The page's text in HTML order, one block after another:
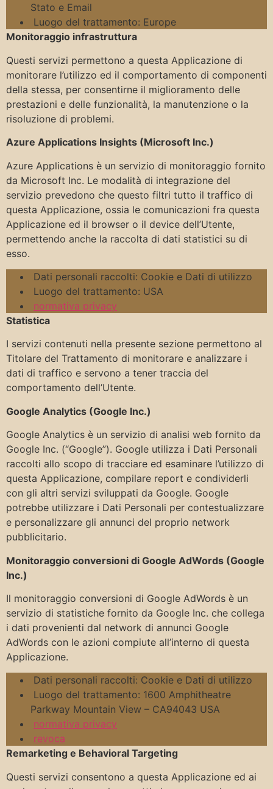
Stato e Email
Luogo del trattamento: Europe
Monitoraggio infrastruttura
Questi servizi permettono a questa Applicazione di
monitorare l’utilizzo ed il comportamento di componenti
della stessa, per consentirne il miglioramento delle
prestazioni e delle funzionalità, la manutenzione o la
risoluzione di problemi.
Azure Applications Insights (Microsoft Inc.)
Azure Applications è un servizio di monitoraggio fornito
da Microsoft Inc. Le modalità di integrazione del
servizio prevedono che questo filtri tutto il traffico di
questa Applicazione, ossia le comunicazioni fra questa
Applicazione ed il browser o il device dell’Utente,
permettendo anche la raccolta di dati statistici su di
esso.
Dati personali raccolti: Cookie e Dati di utilizzo
Luogo del trattamento: USA
normativa privacy
Statistica
I servizi contenuti nella presente sezione permettono al
Titolare del Trattamento di monitorare e analizzare i
dati di traffico e servono a tener traccia del
comportamento dell’Utente.
Google Analytics (Google Inc.)
Google Analytics è un servizio di analisi web fornito da
Google Inc. (“Google”). Google utilizza i Dati Personali
raccolti allo scopo di tracciare ed esaminare l’utilizzo di
questa Applicazione, compilare report e condividerli
con gli altri servizi sviluppati da Google. Google
potrebbe utilizzare i Dati Personali per contestualizzare
e personalizzare gli annunci del proprio network
pubblicitario.
Monitoraggio conversioni di Google AdWords (Google
Inc.)
Il monitoraggio conversioni di Google AdWords è un
servizio di statistiche fornito da Google Inc. che collega
i dati provenienti dal network di annunci Google
AdWords con le azioni compiute all’interno di questa
Applicazione.
Dati personali raccolti: Cookie e Dati di utilizzo
Luogo del trattamento: 1600 Amphitheatre
Parkway Mountain View – CA94043 USA
normativa privacy
revoca
Remarketing e Behavioral Targeting
Questi servizi consentono a questa Applicazione ed ai